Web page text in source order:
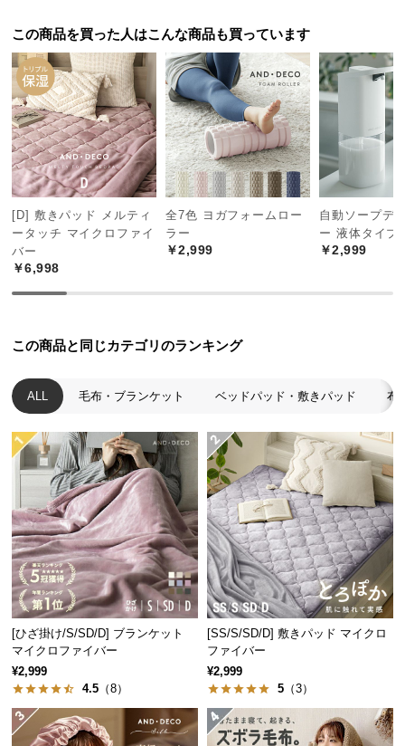
型
品
の
配
送
に
つ
い
て
型
商
の
送
に
い
て
開
梱
設
置
サ
ー
ビ
ス
に
つ
い
て
この商品を買った人はこんな商品も買っています
[D] 敷きパッド メルティ
ータッチ マイクロファイ
バー
￥6,998
全7色 ヨガフォームロー
ラー
￥2,999
自動ソープデ
ー 液体タイプ
￥2,999
この商品と同じカテゴリのランキング
ALL 毛布・ブランケット ベッドパッド・敷きパッド 布
[ひざ掛け/S/SD/D] ブランケット
マイクロファイバー
¥2,999
4.5 （8）
[SS/S/SD/D] 敷きパッド マイクロ
ファイバー
¥2,999
5 （3）